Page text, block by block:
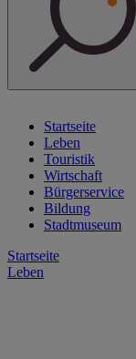
Startseite
Leben
Touristik
Wirtschaft
Bürgerservice
Bildung
Stadtmuseum
Startseite
Leben